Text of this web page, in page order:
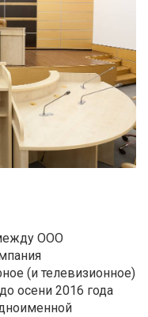
ООО
(и телевизионное)
осени 2016 года